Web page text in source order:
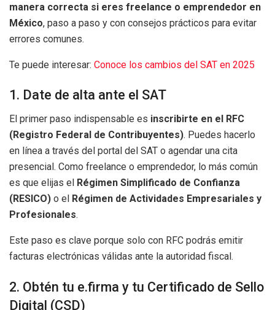
manera correcta si eres freelance o emprendedor en
México, paso a paso y con consejos prácticos para evitar
errores comunes.
Te puede interesar: Conoce los cambios del SAT en 2025
1. Date de alta ante el SAT
El primer paso indispensable es inscribirte en el RFC
(Registro Federal de Contribuyentes). Puedes hacerlo
en línea a través del portal del SAT o agendar una cita
presencial. Como freelance o emprendedor, lo más común
es que elijas el
Régimen Simplificado de Confianza
(RESICO) o el
Régimen de Actividades Empresariales y
Profesionales.
Este paso es clave porque solo con RFC podrás emitir
facturas electrónicas válidas ante la autoridad fiscal.
2. Obtén tu e.firma y tu Certificado de Sello
Digital (CSD)